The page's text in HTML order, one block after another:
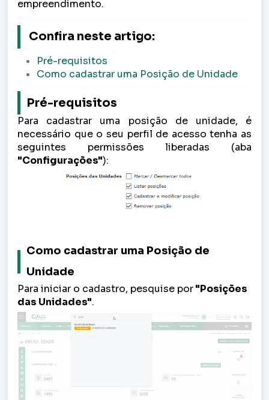
empreendimento.
Confira neste artigo:
Pré-requisitos
Como cadastrar uma Posição de Unidade
Pré-requisitos
Para cadastrar uma posição de unidade, é
necessário que o seu perfil de acesso tenha as
seguintes permissões liberadas (aba
"Configurações"):
Como cadastrar uma Posição de
Unidade
Para iniciar o cadastro, pesquise por"Posições
das Unidades".